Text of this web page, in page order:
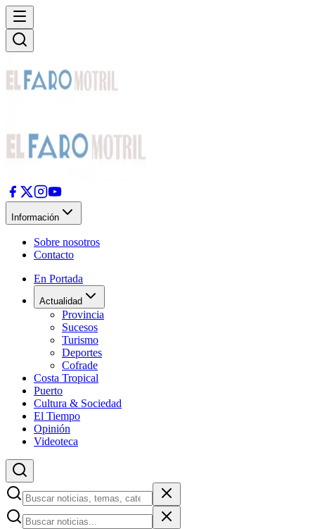
Información
Sobre nosotros
Contacto
En Portada
Actualidad
Provincia
Sucesos
Turismo
Deportes
Cofrade
Costa Tropical
Puerto
Cultura & Sociedad
El Tiempo
Opinión
Videoteca